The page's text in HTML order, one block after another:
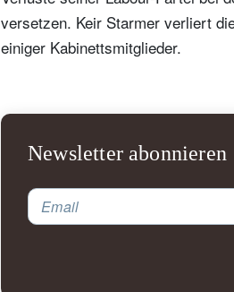
versetzen. Keir Starmer verliert
einiger Kabinettsmitglieder.
Newsletter abonnieren
Email